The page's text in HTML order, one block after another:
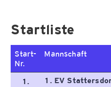
Startliste
Start-
Nr.
Mannschaft
1. 1. EV